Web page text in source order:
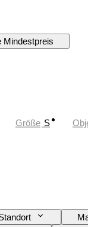
Mindestpreis
Größe S